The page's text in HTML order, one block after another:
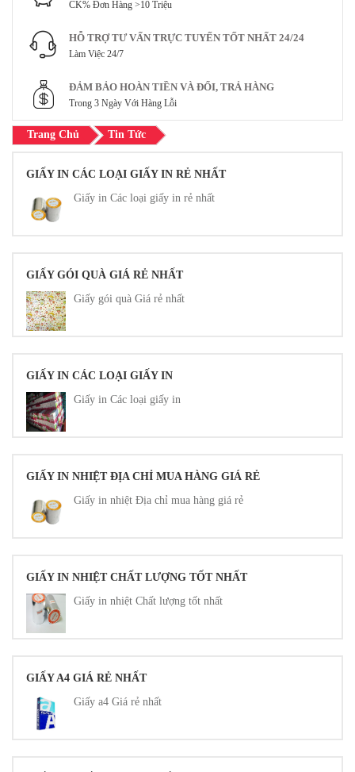
CK% Đơn Hàng >10 Triệu
HỖ TRỢ TƯ VẤN TRỰC TUYẾN TỐT NHẤT 24/24
Làm Việc 24/7
ĐẢM BẢO HOÀN TIỀN VÀ ĐỔI, TRẢ HÀNG
Trong 3 Ngày Với Hàng Lỗi
Trang Chủ Tin Tức
GIẤY IN CÁC LOẠI GIẤY IN RẺ NHẤT
Giấy in Các loại giấy in rẻ nhất
GIẤY GÓI QUÀ GIÁ RẺ NHẤT
Giấy gói quà Giá rẻ nhất
GIẤY IN CÁC LOẠI GIẤY IN
Giấy in Các loại giấy in
GIẤY IN NHIỆT ĐỊA CHỈ MUA HÀNG GIÁ RẺ
Giấy in nhiệt Địa chỉ mua hàng giá rẻ
GIẤY IN NHIỆT CHẤT LƯỢNG TỐT NHẤT
Giấy in nhiệt Chất lượng tốt nhất
GIẤY A4 GIÁ RẺ NHẤT
Giấy a4 Giá rẻ nhất